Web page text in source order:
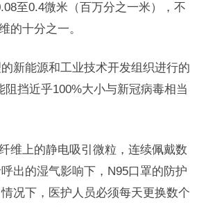
至0.4微米（百万分之一米），不
的十分之一。
新能源和工业技术开发组织进行的
阻挡近乎100%大小与新冠病毒相当
维上的静电吸引微粒，连续佩戴数
出的湿气影响下，N95口罩的防护
况下，医护人员必须每天更换数个